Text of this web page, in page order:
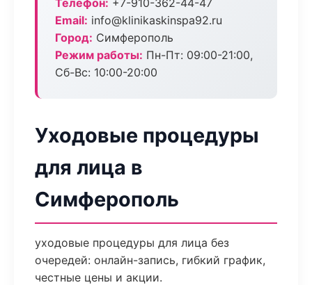
Телефон: +7-910-362-44-47
Email: info@klinikaskinspa92.ru
Город: Симферополь
Режим работы: Пн-Пт: 09:00-21:00,
Сб-Вс: 10:00-20:00
Уходовые процедуры
для лица в
Симферополь
уходовые процедуры для лица без
очередей: онлайн-запись, гибкий график,
честные цены и акции.